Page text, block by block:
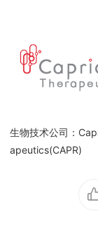
生物技术公司：
apeutics(CAPR)